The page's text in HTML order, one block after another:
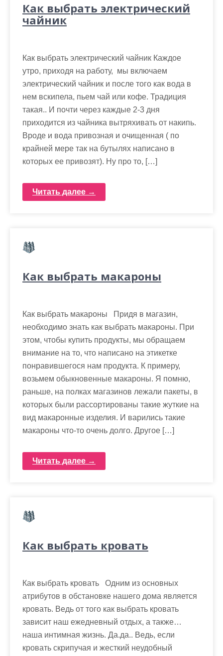
Как выбрать электрический
чайник
Как выбрать электрический чайник Каждое
утро, приходя на работу, мы включаем
электрический чайник и после того как вода в
нем вскипела, пьем чай или кофе. Традиция
такая.. И почти через каждые 2-3 дня
приходится из чайника вытряхивать от накипь.
Вроде и вода привозная и очищенная ( по
крайней мере так на бутылях написано в
которых ее привозят). Ну про то, […]
Читать далее →
Как выбрать макароны
Как выбрать макароны Придя в магазин,
необходимо знать как выбрать макароны. При
этом, чтобы купить продукты, мы обращаем
внимание на то, что написано на этикетке
понравившегося нам продукта. К примеру,
возьмем обыкновенные макароны. Я помню,
раньше, на полках магазинов лежали пакеты, в
которых были рассортированы такие жуткие на
вид макаронные изделия. И варились такие
макароны что-то очень долго. Другое […]
Читать далее →
Как выбрать кровать
Как выбрать кровать Одним из основных
атрибутов в обстановке нашего дома является
кровать. Ведь от того как выбрать кровать
зависит наш ежедневный отдых, а также…
наша интимная жизнь. Да.да.. Ведь, если
кровать скрипучая и жесткий неудобный